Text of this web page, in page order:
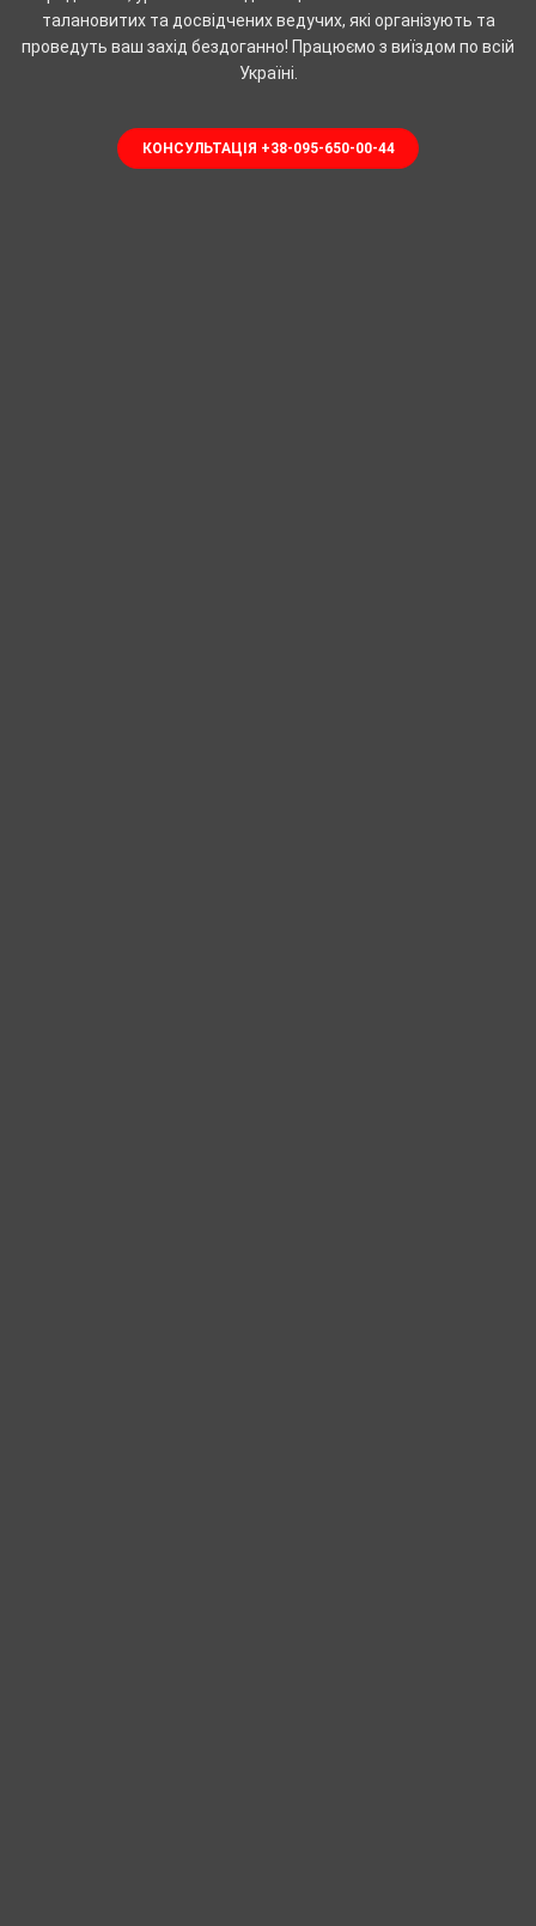
талановитих та досвідчених ведучих, які організують та
проведуть ваш захід бездоганно! Працюємо з виїздом по всій
Україні.
КОНСУЛЬТАЦІЯ +38-095-650-00-44